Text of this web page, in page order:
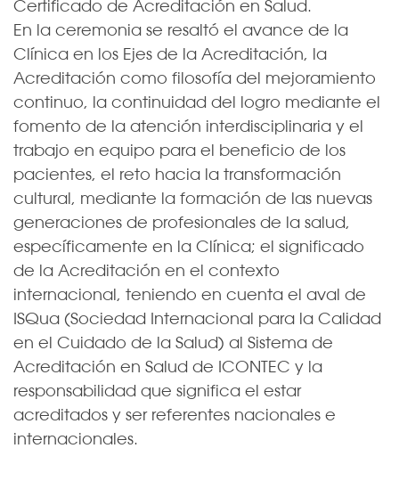
Certificado de Acreditación en Salud.
En la ceremonia se resaltó el avance de la
Clínica en los Ejes de la Acreditación, la
Acreditación como filosofía del mejoramiento
continuo, la continuidad del logro mediante el
fomento de la atención interdisciplinaria y el
trabajo en equipo para el beneficio de los
pacientes, el reto hacia la transformación
cultural, mediante la formación de las nuevas
generaciones de profesionales de la salud,
específicamente en la Clínica; el significado
de la Acreditación en el contexto
internacional, teniendo en cuenta el aval de
ISQua (Sociedad Internacional para la Calidad
en el Cuidado de la Salud) al Sistema de
Acreditación en Salud de ICONTEC y la
responsabilidad que significa el estar
acreditados y ser referentes nacionales e
internacionales.